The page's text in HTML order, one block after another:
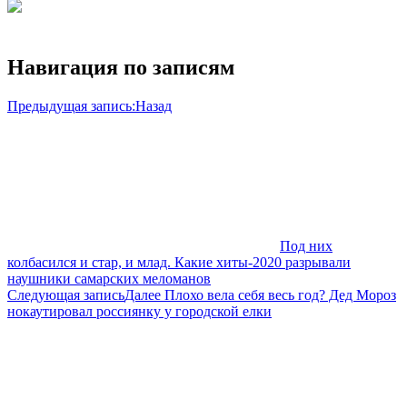
Навигация по записям
Предыдущая запись:Назад
Под них
колбасился и стар, и млад. Какие хиты-2020 разрывали
наушники самарских меломанов
Следующая записьДалее Плохо вела себя весь год? Дед Мороз
нокаутировал россиянку у городской елки